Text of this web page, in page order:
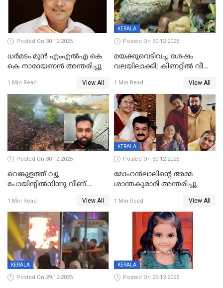
Posted On 30-12-2025
ധർമടം മുൻ എംഎല്‍എ കെ
കെ നാരായണന്‍ അന്തരിച്ചു
1 Min Read View All
KERALA
Posted On 30-12-2025
മയക്കുവെടിവച്ച ശേഷം
വലയിലാക്കി; കിണറ്റിൽ വീണ
1 Min Read View All
Posted On 30-12-2025
വെങ്കുളത്ത് വ്യൂ
പോയിന്റിൽനിന്നു വീണ്
1 Min Read View All
KERALA
Posted On 30-12-2025
മോഹന്‍ലാലിന്‍റെ അമ്മ
ശാന്തകുമാരി അന്തരിച്ചു
1 Min Read View All
KERALA
Posted On 29-12-2025
KERALA
Posted On 29-12-2025